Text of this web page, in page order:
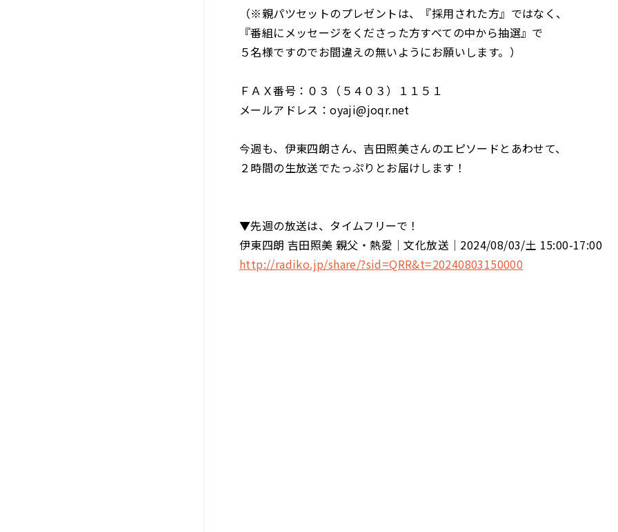
（※親パツセットのプレゼントは、『採用された方』ではなく、
『番組にメッセージをくださった方すべての中から抽選』で
５名様ですのでお間違えの無いようにお願いします。）
ＦＡＸ番号：０３（５４０３）１１５１
メールアドレス：oyaji@joqr.net
今週も、伊東四朗さん、吉田照美さんのエピソードとあわせて、
２時間の生放送でたっぷりとお届けします！
▼先週の放送は、タイムフリーで！
伊東四朗 吉田照美 親父・熱愛│文化放送│2024/08/03/土 15:00-17:00
http://radiko.jp/share/?sid=QRR&t=20240803150000